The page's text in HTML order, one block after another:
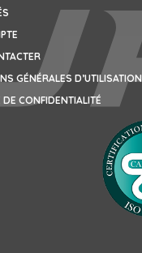
GÉNÉRALES D’UTILISATION
DE CONFIDENTIALITÉ